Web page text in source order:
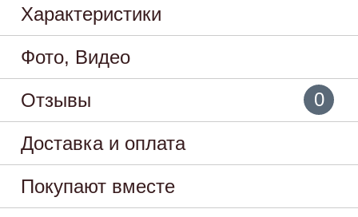
Характеристики
Фото, Видео
Отзывы
0
Доставка и оплата
Покупают вместе